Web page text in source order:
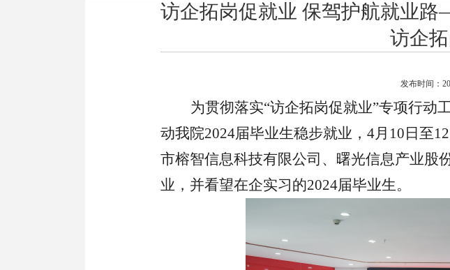
访企拓岗促就业 保驾护航就业
访企
发布时间：
为贯彻落实“访企拓岗促就业”专项行动
动我院2024届毕业生稳步就业，4月10日至
市榕智信息科技有限公司、曙光信息产业股
业，并看望在企实习的2024届毕业生。